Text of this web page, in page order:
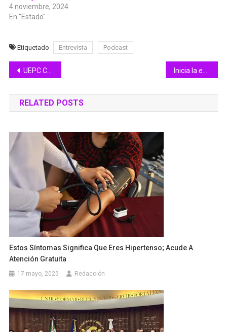
4 noviembre, 2024
En "Estado"
Etiquetado Entrevista Podcast
Navegación
de
entradas
UEPC Colima alerta sobre baja presión con posibilidad de desarrollo ciclónico en 48 horas
RELATED POSTS
Estos Síntomas Significa Que Eres Hipertenso; Acude A
Atención Gratuita
17 mayo, 2025 Redacción